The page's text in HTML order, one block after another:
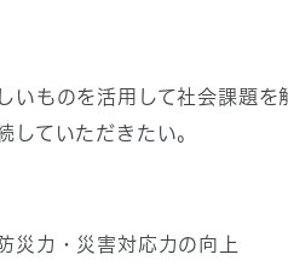
いものを活用して社会課題
していただきたい。
災力・災害対応力の向上